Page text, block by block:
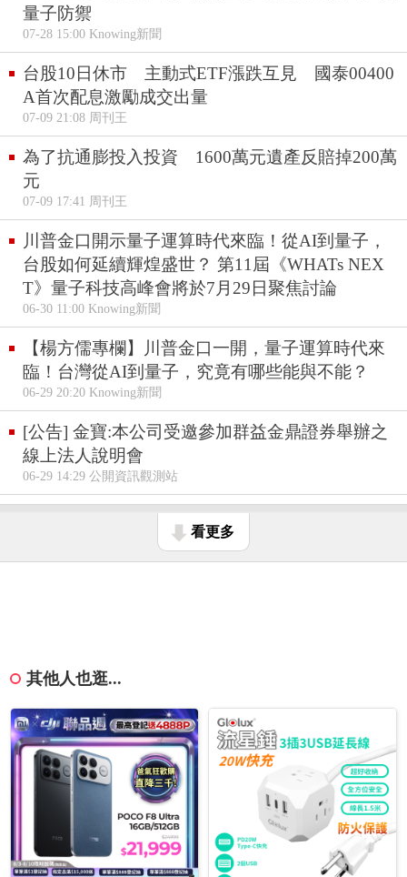
量子防禦
07-28 15:00 Knowing新聞
台股10日休市 主動式ETF漲跌互見 國泰00400
A首次配息激勵成交出量
07-09 21:08 周刊王
為了抗通膨投入投資 1600萬元遺產反賠掉200萬
元
07-09 17:41 周刊王
川普金口開示量子運算時代來臨！從AI到量子，
台股如何延續輝煌盛世？ 第11屆《WHATs NEX
T》量子科技高峰會將於7月29日聚焦討論
06-30 11:00 Knowing新聞
【楊方儒專欄】川普金口一開，量子運算時代來
臨！台灣從AI到量子，究竟有哪些能與不能？
06-29 20:20 Knowing新聞
[公告] 金寶:本公司受邀參加群益金鼎證券舉辦之
線上法人說明會
06-29 14:29 公開資訊觀測站
看更多
其他人也逛...